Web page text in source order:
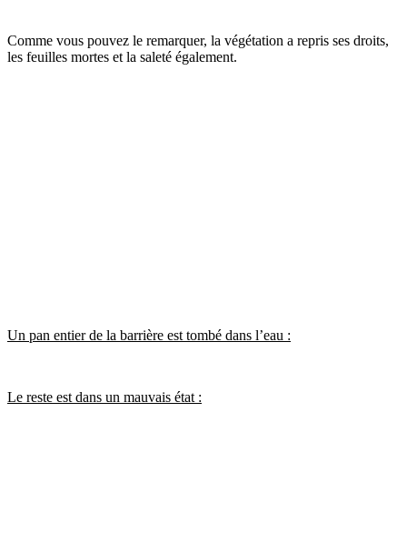
Comme vous pouvez le remarquer, la végétation a repris ses droits,
les feuilles mortes et la saleté également.
Un pan entier de la barrière est tombé dans l’eau :
Le reste est dans un mauvais état :